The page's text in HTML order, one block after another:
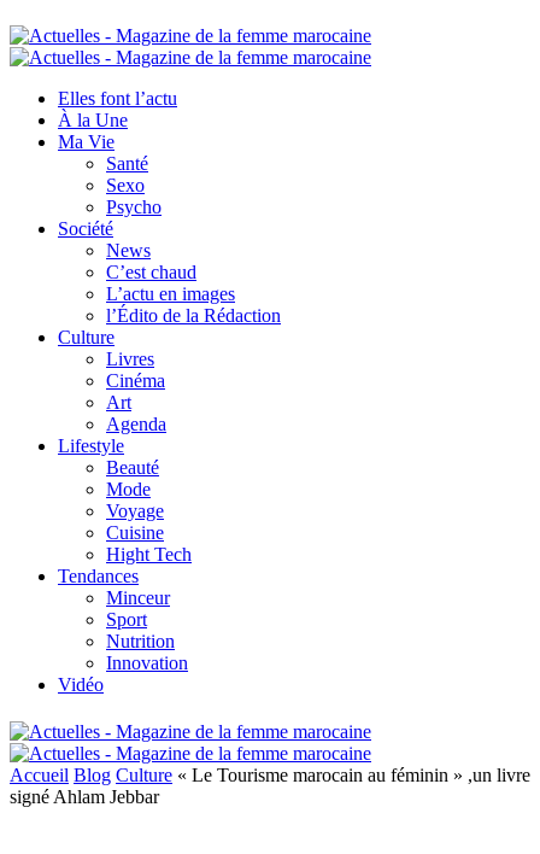
Elles font l’actu
À la Une
Ma Vie
Santé
Sexo
Psycho
Société
News
C’est chaud
L’actu en images
l’Édito de la Rédaction
Culture
Livres
Cinéma
Art
Agenda
Lifestyle
Beauté
Mode
Voyage
Cuisine
Hight Tech
Tendances
Minceur
Sport
Nutrition
Innovation
Vidéo
Accueil Blog Culture « Le Tourisme marocain au féminin » ,un livre
signé Ahlam Jebbar